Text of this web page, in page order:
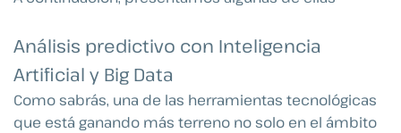
Análisis predictivo con Inteligencia
Artificial y Big Data
Como sabrás, una de las herramientas tecnológicas
que está ganando más terreno no solo en el ámbito